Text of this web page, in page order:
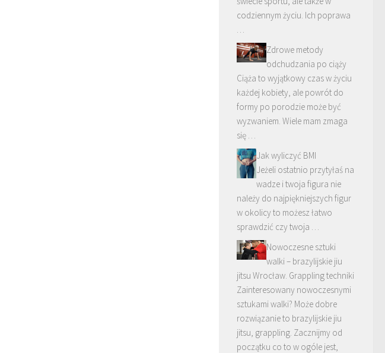
codziennym życiu. Ich poprawa
…
Zdrowe metody
odchudzania po ciąży
Ciąża to wyjątkowy czas w życiu
każdej kobiety, ale powrót do
formy po porodzie może być
wyzwaniem. Wiele mam zmaga
się …
Jak wyliczyć BMI
Jeżeli ostatnio przytyłaś na
wadze i twoja figura nie
należy do najpiękniejszych figur
w okolicy to możesz łatwo
sprawdzić czy twoja …
Nowoczesne sztuki
walki – brazylijskie jiu
jitsu Wrocław. Grappling techniki
Zainteresowany nowoczesnymi
sztukami walki? Może dobre
rozwiązanie to brazylijskie jiu
jitsu, grappling. Zacznijmy od
początku co to w ogóle jest,